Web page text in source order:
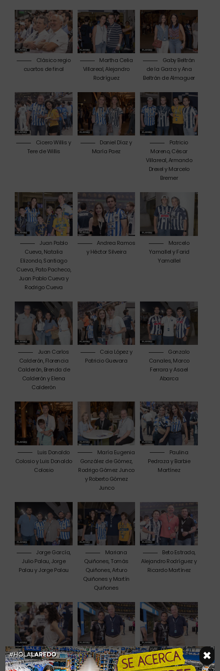
Clásico regio
cuartos de final
Martha Celia
Villareal, Alejandro
Rodríguez
Gaby Beltrán
de la Garza y Ana
Beltrán de Almaguer
Cicero Willis y
Tere de Willis
Daniel Díaz y
María Paez
Patricio
Moreno, César
Villareal, Armando
Drexel y Marcelo
Bremer
Juan Pablo
Cueva, Natalia
Elizondo, Santiago
Cueva, Pato Pacheco,
Juan Pablo Cueva y
Rodrigo Cueva
Andrea Ramos
y Héctor Silveira
Marcelo
Yamallel y Farid
Yamallel
Juan Carlos
Calderón, Florencia
Calderón, Brenda de
Calderón y Elena
Calderón
Caia López y
Patricio Guevara
Gonzalo
Canales, Marco
Ferrara y Asael
Abarca
Luis Donaldo
Colosio y Luis Donaldo
Colosio
María Eugenia
González de Gómez,
Rodrigo Gómez Junco
y Roberto Gómez
Junco
Paulina
Pedraza y Barbie
Martínez
Jorge García,
Julio Palau, Jorge
Palau y Jorge Palau
Mariana
Quiñones, Tomás
Quiñones, Arturo
Quiñones y Martín
Quiñones
Beto Estrada,
Alejandro Rodríguez y
Ricardo Martínez
Paulina
Zambrano
Clásico regio
cuartos de final
Miguel
Fernández y Luis
×